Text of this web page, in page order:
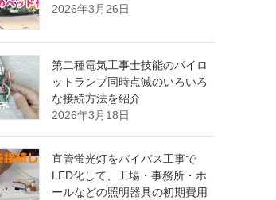
2026年3月26日
第二種電気工事士技能のパイロ
ットランプ同時点滅のいろいろ
な接続方法を紹介
2026年3月18日
直管蛍光灯をバイパス工事で
LED化して、工場・事務所・ホ
ールなどの照明器具の初期費用